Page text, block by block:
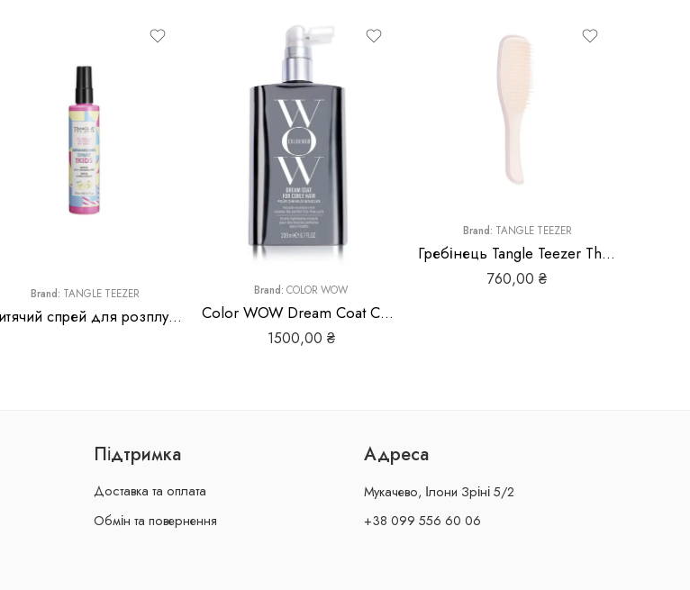
Brand: TANGLE TEEZER
Дитячий спрей для розплутування волосся Tangle Teezer Detangling Spray Kids
Brand: COLOR WOW
Color WOW Dream Coat Curly Hair спрей для моделювання локонів
1500,00 ₴
Brand: TANGLE TEEZER
Гребінець Tangle Teezer The Wet Detangler Fine & Fragile Pink Whisper
760,00 ₴
Підтримка
Доставка та оплата
Обмін та повернення
Адреса
Мукачево, Ілони Зріні 5/2
+38 099 556 60 06